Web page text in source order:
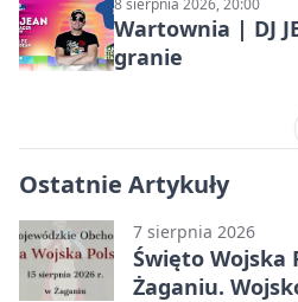
8 sierpnia 2026, 20:00
Wartownia | DJ
granie
Ostatnie Artykuły
7 sierpnia 2026
Święto Wojska
Żaganiu.